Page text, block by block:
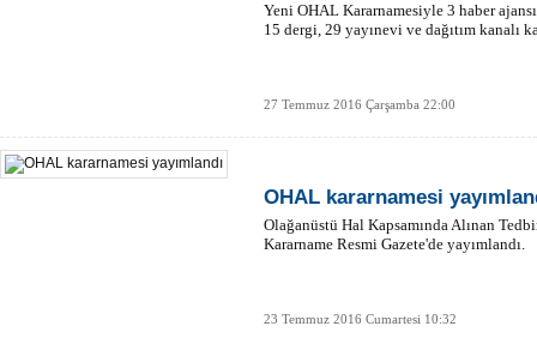
Yeni OHAL Kararnamesiyle 3 haber
15 dergi, 29 yayınevi ve dağıtım kanalı
27 Temmuz 2016 Çarşamba 22:00
OHAL kararnamesi
Olağanüstü Hal Kapsamında Alınan
Kararname Resmi Gazete'de yayımlandı.
23 Temmuz 2016 Cumartesi 10:32